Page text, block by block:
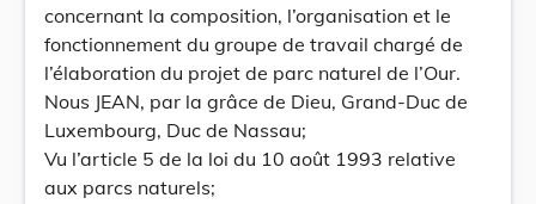
concernant la composition, l’organisation et le
fonctionnement du groupe de travail chargé de
l’élaboration du projet de parc naturel de l’Our.
Nous JEAN, par la grâce de Dieu, Grand-Duc de
Luxembourg, Duc de Nassau;
Vu l’article 5 de la loi du 10 août 1993 relative
aux parcs naturels;